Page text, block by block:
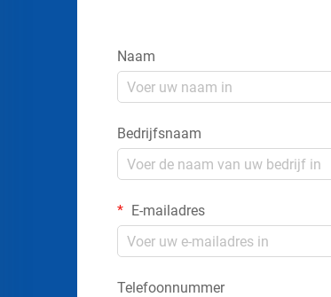
Naam
Bedrijfsnaam
E-mailadres
Telefoonnummer